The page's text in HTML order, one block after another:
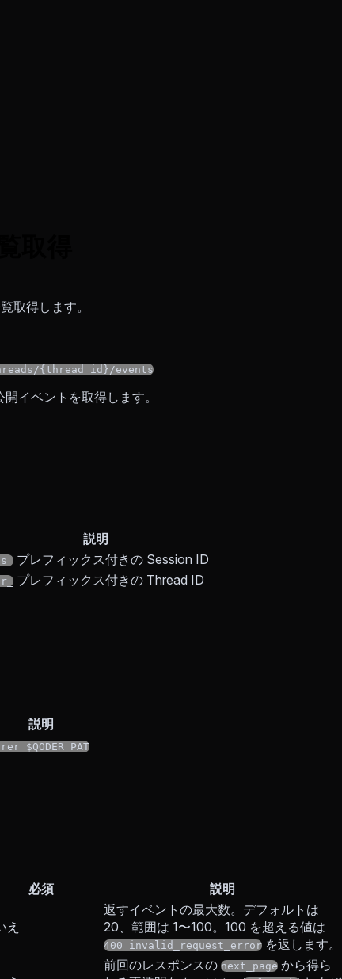
取得します。
{thread_id}/events
イベントを取得します。
説明
プレフィックス付きの Session ID
プレフィックス付きの Thread ID
説明
$QODER_PAT
必須 説明
え
返すイベントの最大数。デフォルトは
20、範囲は 1〜100。100 を超える値は
400 invalid_request_error を返します。
前回のレスポンスの next_page から得ら